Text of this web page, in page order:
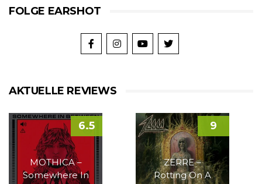
FOLGE EARSHOT
AKTUELLE REVIEWS
MOTHICA –
Somewhere In
6.5
ZERRE –
Rotting On A
9